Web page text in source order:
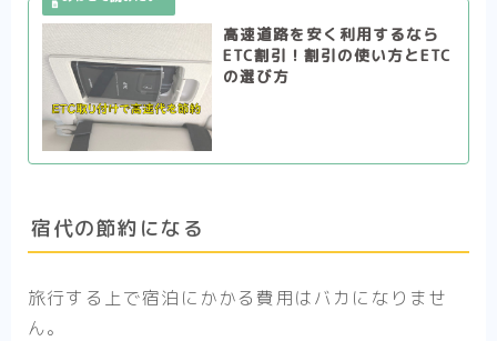
高速道路を安く利用するなら
ETC割引！割引の使い方とETC
の選び方
宿代の節約になる
旅行する上で宿泊にかかる費用はバカになりませ
ん。